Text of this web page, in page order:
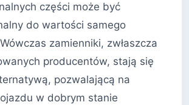
części może być
do wartości samego
zamienniki, zwłaszcza
producentów, stają się
pozwalającą na
w dobrym stanie